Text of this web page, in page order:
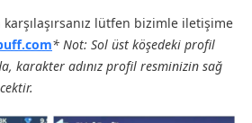
lütfen bizimle iletişime
* Not: Sol üst köşedeki profil
karakter adınız profil resminizin sağ